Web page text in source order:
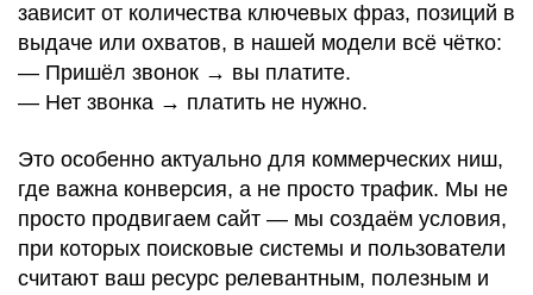
зависит от количества ключевых фраз, позиций в
выдаче или охватов, в нашей модели всё чётко:
— Пришёл звонок → вы платите.
— Нет звонка → платить не нужно.
Это особенно актуально для коммерческих ниш,
где важна конверсия, а не просто трафик. Мы не
просто продвигаем сайт — мы создаём условия,
при которых поисковые системы и пользователи
считают ваш ресурс релевантным, полезным и